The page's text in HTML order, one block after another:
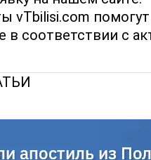
vTbilisi.com
в соответствии с